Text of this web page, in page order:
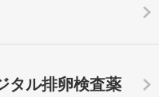
タル排卵検査薬